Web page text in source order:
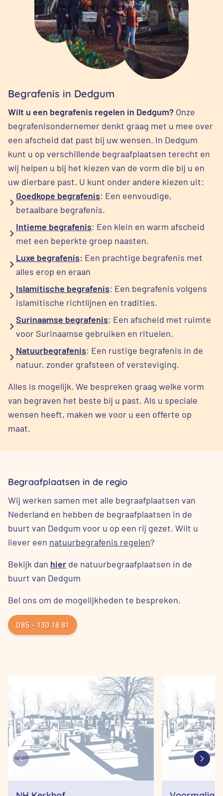
Begrafenis in Dedgum
Wilt u een begrafenis regelen in Dedgum? Onze
begrafenisondernemer denkt graag met u mee over
een afscheid dat past bij uw wensen. In Dedgum
kunt u op verschillende begraafplaatsen terecht en
wij helpen u bij het kiezen van de vorm die bij u en
uw dierbare past. U kunt onder andere kiezen uit:
Goedkope begrafenis: Een eenvoudige,
betaalbare begrafenis.
Intieme begrafenis: Een klein en warm afscheid
met een beperkte groep naasten.
Luxe begrafenis: Een prachtige begrafenis met
alles erop en eraan
Islamitische begrafenis: Een begrafenis volgens
islamitische richtlijnen en tradities.
Surinaamse begrafenis: Een afscheid met ruimte
voor Surinaamse gebruiken en rituelen.
Natuurbegrafenis: Een rustige begrafenis in de
natuur, zonder grafsteen of versteviging.
Alles is mogelijk. We bespreken graag welke vorm
van begraven het beste bij u past. Als u speciale
wensen heeft, maken we voor u een offerte op
maat.
Begraafplaatsen in de regio
Wij werken samen met alle begraafplaatsen van
Nederland en hebben de begraafplaatsen in de
buurt van Dedgum voor u op een rij gezet. Wilt u
liever een natuurbegrafenis regelen?
Bekijk dan hier de natuurbegraafplaatsen in de
buurt van Dedgum
Bel ons om de mogelijkheden te bespreken.
085 – 130 18 81